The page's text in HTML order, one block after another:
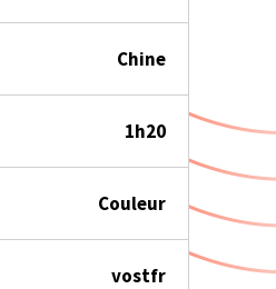
Chine
1h20
Couleur
vostfr